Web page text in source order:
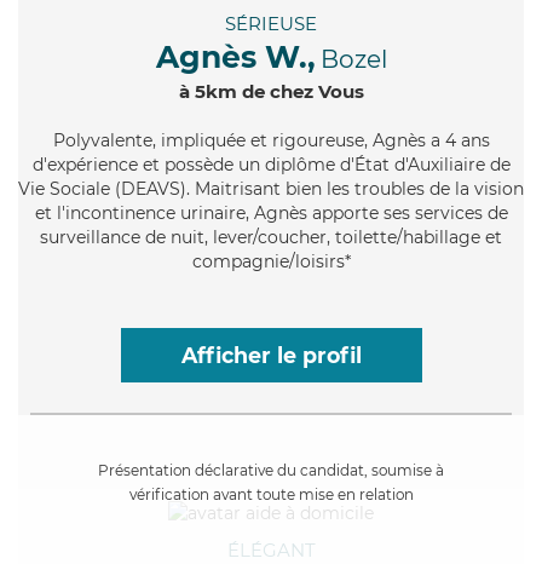
SÉRIEUSE
Agnès W., Bozel
à 5km de chez Vous
Polyvalente, impliquée et rigoureuse, Agnès a 4 ans
d'expérience et possède un diplôme d'État d'Auxiliaire de
Vie Sociale (DEAVS). Maitrisant bien les troubles de la vision
et l'incontinence urinaire, Agnès apporte ses services de
surveillance de nuit, lever/coucher, toilette/habillage et
compagnie/loisirs*
Afficher le profil
Présentation déclarative du candidat, soumise à
vérification avant toute mise en relation
ÉLÉGANT